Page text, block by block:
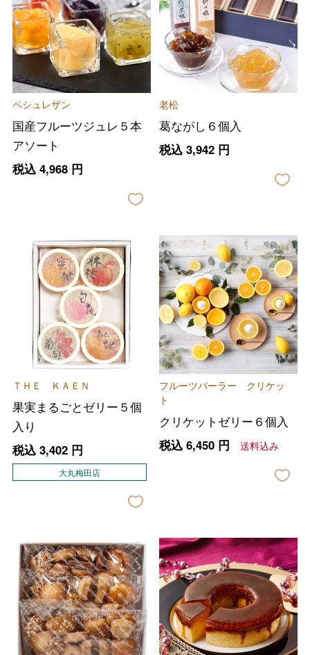
ペシュレザン
国産フルーツジュレ５本
アソート
税込 4,968円
老松
葛ながし６個入
税込 3,942円
ＴＨＥ ＫＡＥＮ
果実まるごとゼリー５個
入り
税込 3,402円
大丸梅田店
フルーツパーラー クリケッ
ト
クリケットゼリー６個入
税込 6,450円 送料込み